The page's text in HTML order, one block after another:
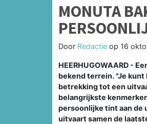
MONUTA
Door Redactie op 16
HEERHUGOWAARD -
bekend terrein. "Je
betrekking tot een
belangrijkste
persoonlijke tint aan de
uitvaart samen de